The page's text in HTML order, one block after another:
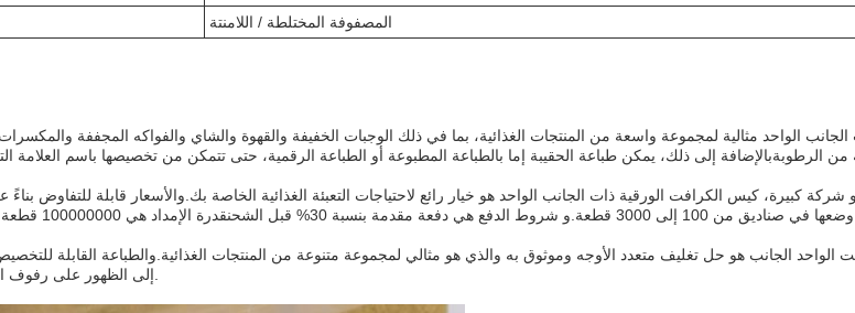
المصفوفة المختلطة / اللامنتة
الجانب الواحد مثالية لمجموعة واسعة من المنتجات الغذائية، بما في ذلك الوجبات الخفيفة والقهوة والشاي والفواكه المجففة
الرطوبةبالإضافة إلى ذلك، يمكن طباعة الحقيبة إما بالطباعة المطبوعة أو الطباعة الرقمية، حتى تتمكن من تخصيصها باسم العلامة
كبيرة، كيس الكرافت الورقية ذات الجانب الواحد هو خيار رائع لاحتياجات التعبئة الغذائية الخاصة بك.والأسعار قابلة للتفاوض
حزم من 50 أو 100، ثم
الجانب هو حل تغليف متعدد الأوجه وموثوق به والذي هو مثالي لمجموعة متنوعة من المنتجات الغذائية.والطباعة القابلة للتخصيص